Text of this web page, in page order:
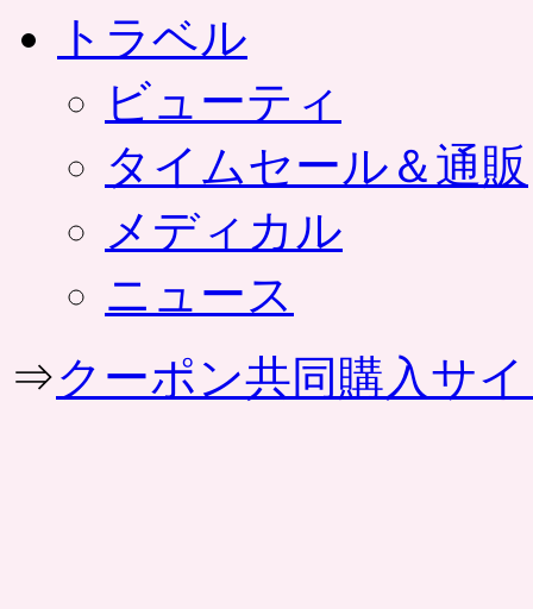
トラベル
ビューティ
タイムセール＆通販
メディカル
ニュース
⇒クーポン共同購入サ